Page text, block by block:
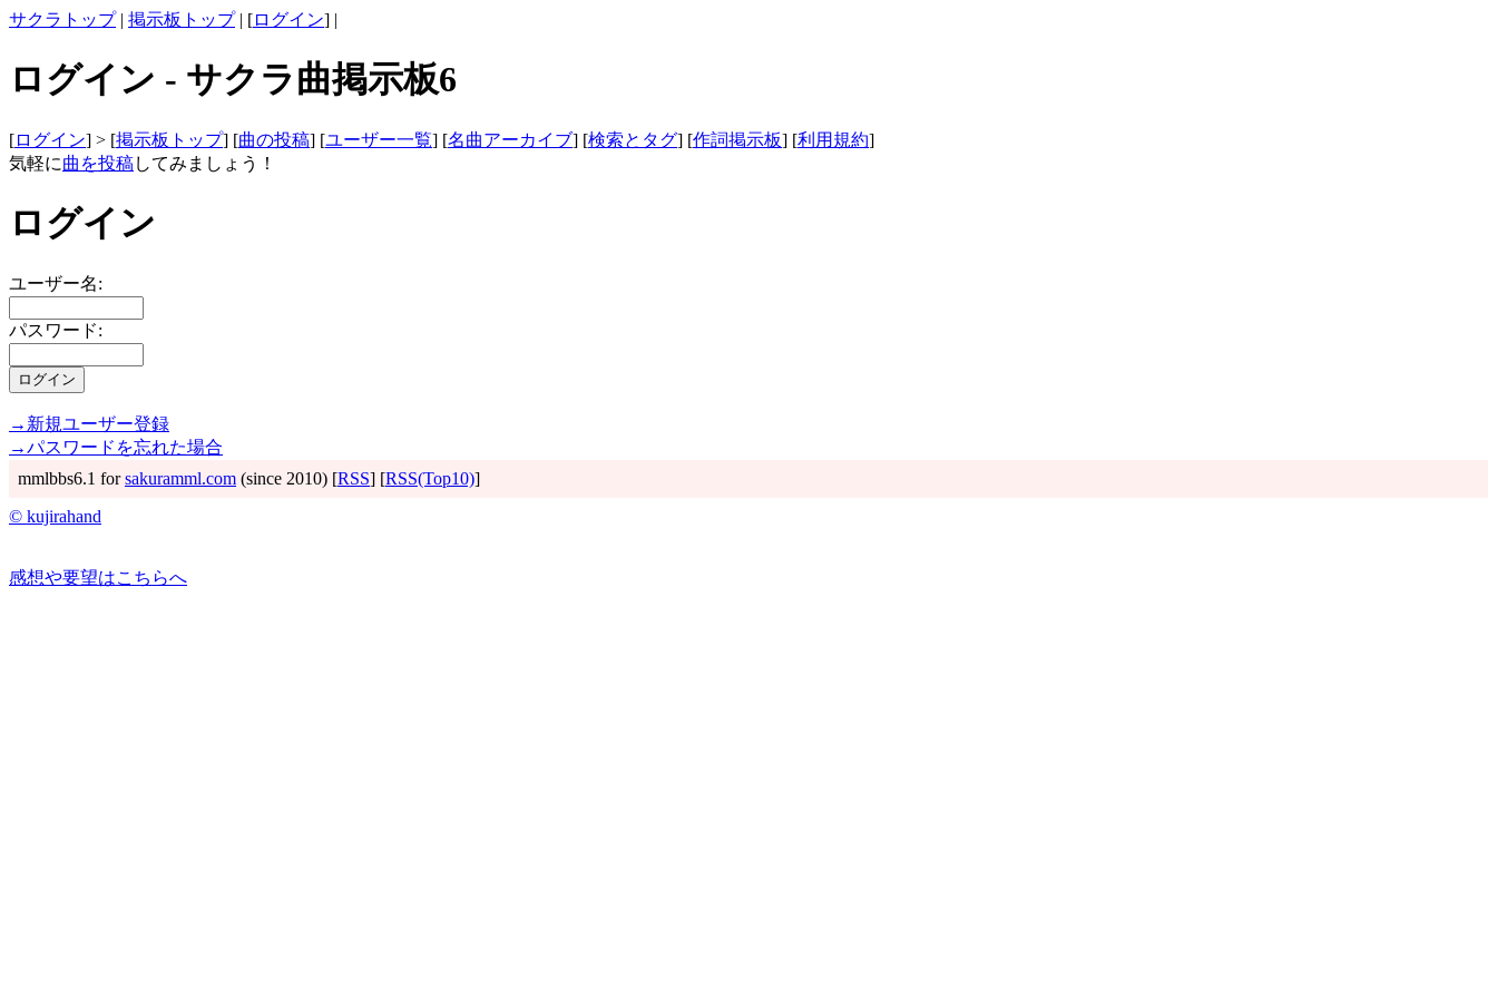
サクラトップ| 掲示板トップ| [ログイン] |
ログイン - サクラ曲掲示板6
[ログイン] > [掲示板トップ] [曲の投稿] [ユーザー一覧] [名曲アーカイブ] [検索とタグ] [作詞掲示板] [利用規約]
気軽に曲を投稿してみましょう！
ログイン
ユーザー名:
パスワード:
→新規ユーザー登録
→パスワードを忘れた場合
mmlbbs6.1 forsakuramml.com (since 2010) [RSS] [RSS(Top10)]
© kujirahand
感想や要望はこちらへ